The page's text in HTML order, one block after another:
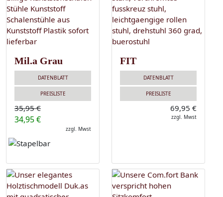
Mil.a Grau
DATENBLATT
PREISLISTE
35,95 €
34,95 €
zzgl. Mwst
FIT
DATENBLATT
PREISLISTE
69,95 €
zzgl. Mwst